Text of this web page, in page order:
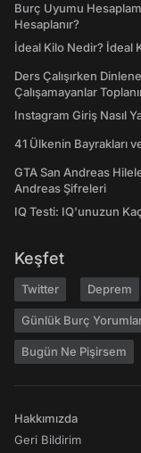
Burç Uyumu
Hesaplanır?
İdeal Kilo Nedir? İdeal
Ders Çalışırken
Çalışamayanlar
Instagram Giriş Nasıl
41 Ülkenin Bayrakları
GTA San Andreas
Andreas Şifreleri
IQ Testi: IQ'unuzun
Keşfet
Twitter Deprem
Günlük Burç
Bugün Ne Pişirsem
Hakkımızda
Geri Bildirim